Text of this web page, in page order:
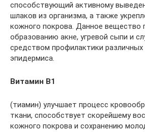
способствующий активному
шлаков из организма, а также
кожного покрова. Данное вещество
образованию акне, угревой сыпи и
средством профилактики различных
эпидермиса.
Витамин В1
(тиамин) улучшает процесс
ткани, способствует скорейшему
кожного покрова и сохранению